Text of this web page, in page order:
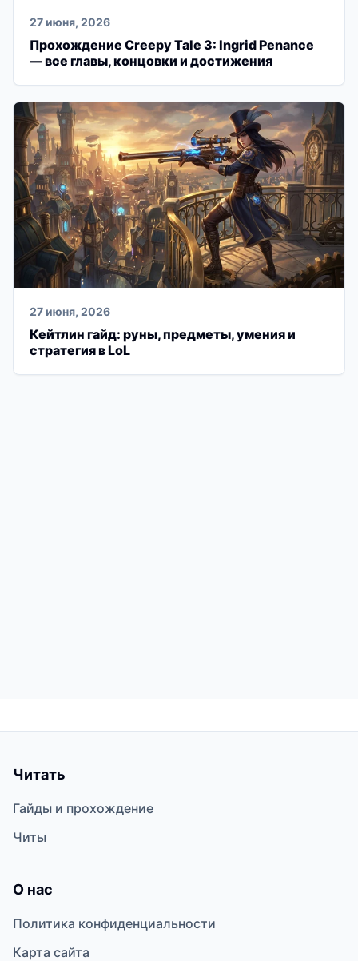
27 июня, 2026
Прохождение Creepy Tale 3: Ingrid Penance
— все главы, концовки и достижения
27 июня, 2026
Кейтлин гайд: руны, предметы, умения и
стратегия в LoL
Читать
Гайды и прохождение
Читы
О нас
Политика конфиденциальности
Карта сайта